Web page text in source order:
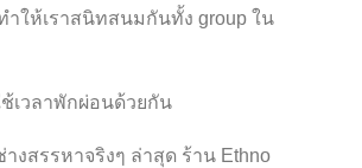
ำให้เราสนิทสนมกันทั้ง group ใน
เวลาพักผ่อนด้วยกัน
งสรรหาจริงๆ ล่าสุด ร้าน Ethno